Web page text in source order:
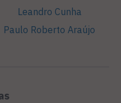
Leandro Cunha
Paulo Roberto Araújo